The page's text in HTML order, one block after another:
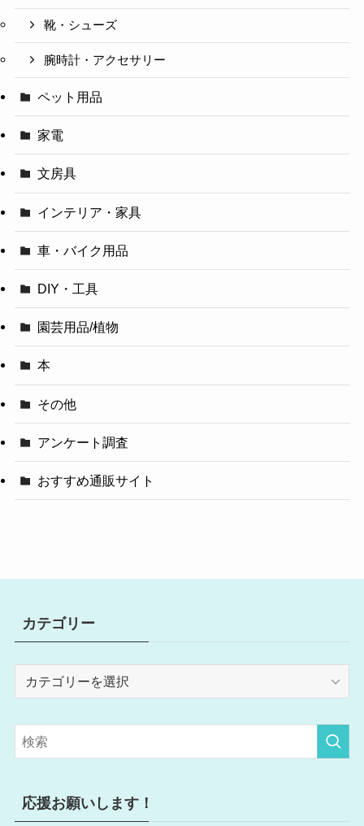
靴・シューズ
腕時計・アクセサリー
ペット用品
家電
文房具
インテリア・家具
車・バイク用品
DIY・工具
園芸用品/植物
本
その他
アンケート調査
おすすめ通販サイト
カテゴリー
リ
ー
応援お願いします！